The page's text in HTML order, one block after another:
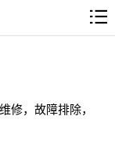
修，故障排除，